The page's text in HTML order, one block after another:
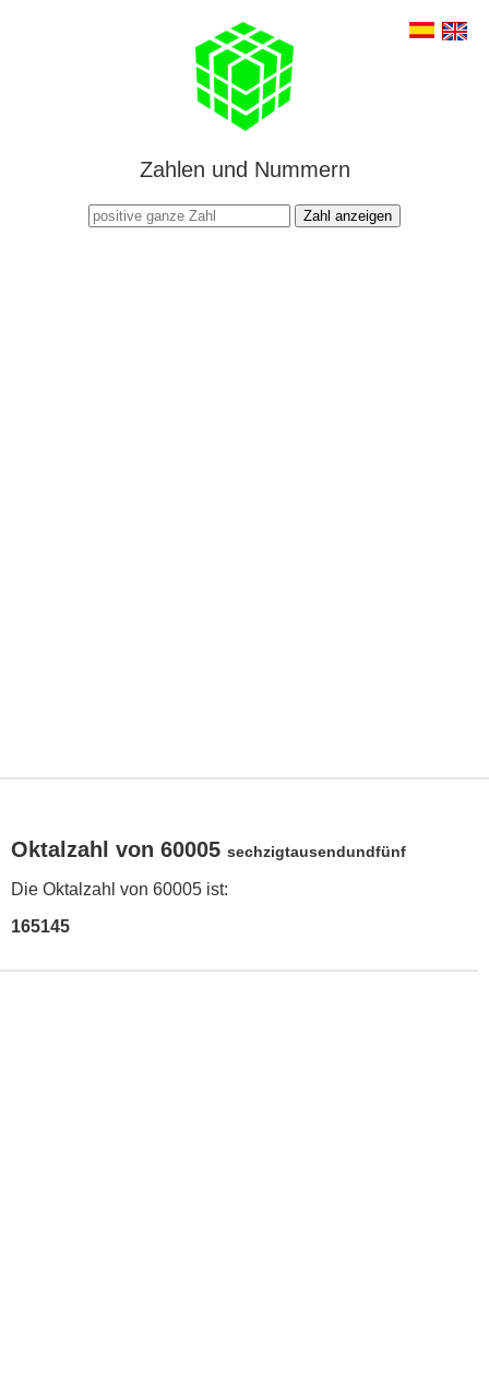
Zahlen und Nummern
Zahl anzeigen
Oktalzahl von 60005 sechzigtausendundfünf
Die Oktalzahl von 60005 ist:
165145